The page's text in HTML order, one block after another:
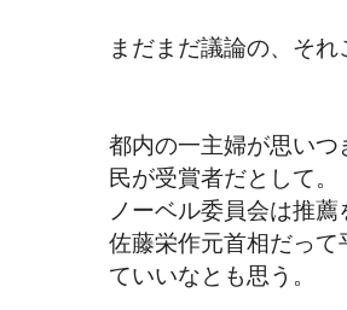
まだまだ議論の、そ
都内の一主婦が思い
民が受賞者だとして。
ノーベル委員会は推
佐藤栄作元首相だっ
ていいなとも思う。